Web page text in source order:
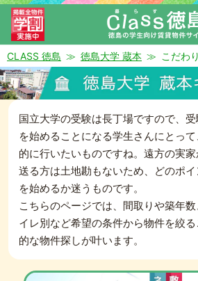
来店予約
CLASS 徳島 徳島大学 蔵本 こだわ
国立大学の受験は長丁場ですので、
を始めることになる学生さんにとっ
的に行いたいものですね。遠方の実
送る方は土地勘もないため、どのポ
を始めるか迷うものです。
こちらのページでは、間取りや築年
イレ別など希望の条件から物件を絞
的な物件探しが叶います。